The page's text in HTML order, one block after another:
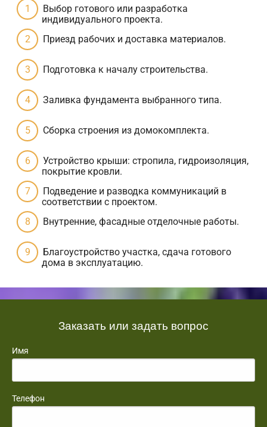
Выбор готового или разработка
индивидуального проекта.
Приезд рабочих и доставка материалов.
Подготовка к началу строительства.
Заливка фундамента выбранного типа.
Сборка строения из домокомплекта.
Устройство крыши: стропила, гидроизоляция,
покрытие кровли.
Подведение и разводка коммуникаций в
соответствии с проектом.
Внутренние, фасадные отделочные работы.
Благоустройство участка, сдача готового
дома в эксплуатацию.
Заказать или задать вопрос
Имя
Телефон